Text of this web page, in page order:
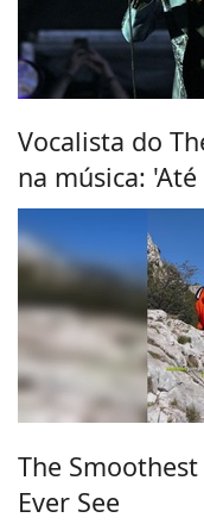
Vocalista do
na música:
The
Ever See